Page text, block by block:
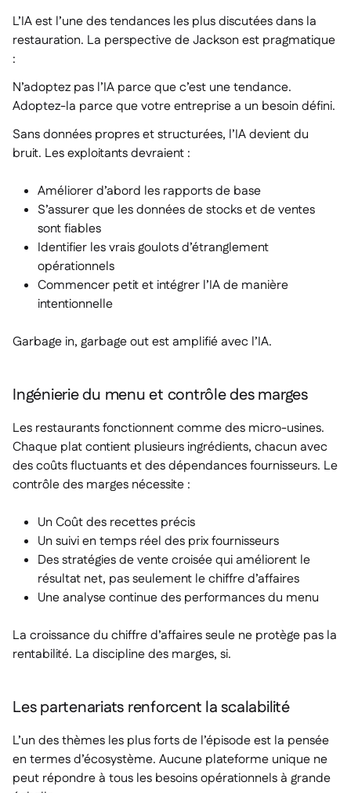
L’IA est l’une des tendances les plus discutées dans la
restauration. La perspective de Jackson est pragmatique
:
N’adoptez pas l’IA parce que c’est une tendance.
Adoptez-la parce que votre entreprise a un besoin défini.
Sans données propres et structurées, l’IA devient du
bruit. Les exploitants devraient :
Améliorer d’abord les rapports de base
S’assurer que les données de stocks et de ventes
sont fiables
Identifier les vrais goulots d’étranglement
opérationnels
Commencer petit et intégrer l’IA de manière
intentionnelle
Garbage in, garbage out est amplifié avec l’IA.
Ingénierie du menu et contrôle des marges
Les restaurants fonctionnent comme des micro-usines.
Chaque plat contient plusieurs ingrédients, chacun avec
des coûts fluctuants et des dépendances fournisseurs. Le
contrôle des marges nécessite :
Un Coût des recettes précis
Un suivi en temps réel des prix fournisseurs
Des stratégies de vente croisée qui améliorent le
résultat net, pas seulement le chiffre d’affaires
Une analyse continue des performances du menu
La croissance du chiffre d’affaires seule ne protège pas la
rentabilité. La discipline des marges, si.
Les partenariats renforcent la scalabilité
L’un des thèmes les plus forts de l’épisode est la pensée
en termes d’écosystème. Aucune plateforme unique ne
peut répondre à tous les besoins opérationnels à grande